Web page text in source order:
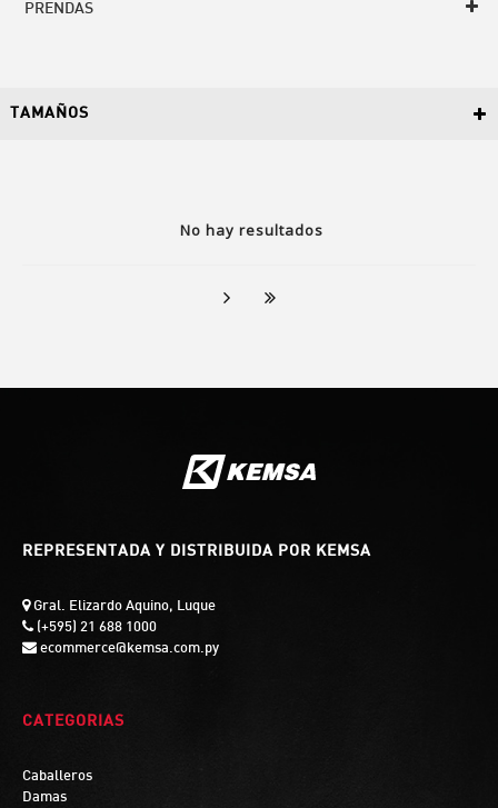
No hay resultados
PRENDAS
TAMAÑOS
REPRESENTADA Y DISTRIBUIDA POR KEMSA
Gral. Elizardo Aquino, Luque
(+595) 21 688 1000
ecommerce@kemsa.com.py
CATEGORIAS
Caballeros
Damas